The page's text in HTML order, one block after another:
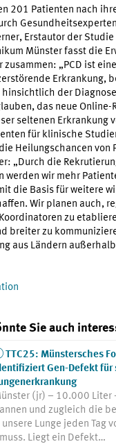
201 Patienten nach
Erstautor der Studie
Münster fasst die
„PCD ist
Erkrankung,
der
das neue Online-
seltenen Erkrankung
für klinische
Heilungschancen von
„Durch die
werden wir mehr
die Basis für weitere
Wir planen auch,
zu
breiter zu
aus Ländern
Sie auch
TTC25: Münstersches
Gen-Defekt für
(jr) – 10.000 Liter
und zugleich die
Lunge jeden Tag
Liegt ein Defekt…